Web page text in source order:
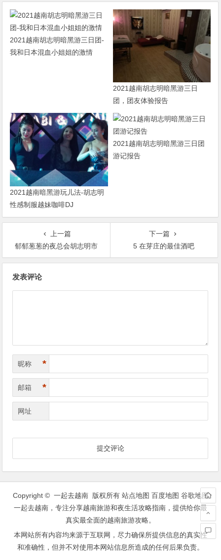
2021越南胡志明暗黑游三日团-
我和日本混血小姐姐的激情
2021越南胡志明暗黑游三日
团，团友体验报告
2021越南暗黑游玩儿法-胡志明
性感制服越妹咖啡DJ
2021越南胡志明暗黑游三日团
游记报告
上一篇
郁郁葱葱的夜总会胡志明市
下一篇
5 在芽庄的最佳酒吧
发表评论
昵称 *
邮箱 *
网址
Copyright © 一起去越南 版权所有 站点地图 百度地图 谷歌地图
一起去越南，专注分享越南旅游和夜生活攻略指南，提供给你最
真实最全面的越南旅游攻略。
本网站所有内容均来源于互联网，尽力确保所提供信息的真实性
和准确性，但并不对使用本网站信息所造成的任何后果负责。